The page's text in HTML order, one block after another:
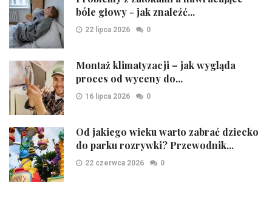
bóle głowy - jak znaleźć...
22 lipca 2026 0
Montaż klimatyzacji – jak wygląda
proces od wyceny do...
16 lipca 2026 0
Od jakiego wieku warto zabrać dziecko
do parku rozrywki? Przewodnik...
22 czerwca 2026 0